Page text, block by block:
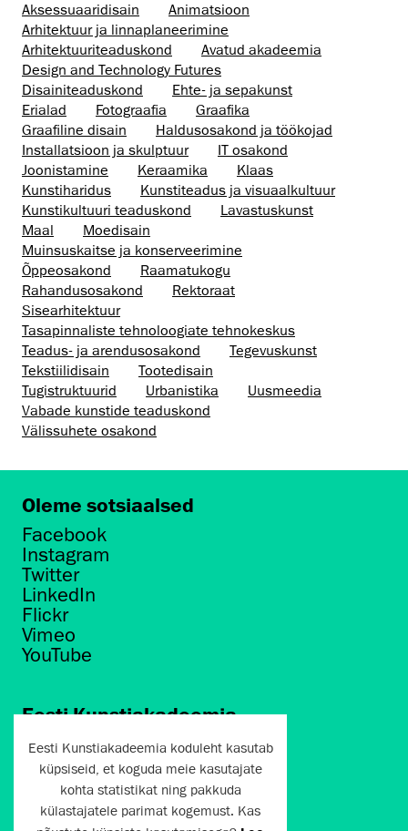
Aksessuaaridisain
Animatsioon
Arhitektuur ja linnaplaneerimine
Arhitektuuri­teaduskond
Avatud akadeemia
Design and Technology Futures
Disaini­­teaduskond
Ehte- ja sepakunst
Erialad
Fotograafia
Graafika
Graafiline disain
Haldusosakond ja töökojad
Installatsioon ja skulptuur
IT osakond
Joonistamine
Keraamika
Klaas
Kunstiharidus
Kunstiteadus ja visuaalkultuur
Kunsti­kultuuri teaduskond
Lavastuskunst
Maal
Moedisain
Muinsus­kaitse ja konserveerimine
Õppeosakond
Raamatukogu
Rahandusosakond
Rektoraat
Sisearhitektuur
Tasapinnaliste tehnoloogiate tehnokeskus
Teadus- ja arendusosakond
Tegevuskunst
Tekstiilidisain
Tootedisain
Tugistruktuurid
Urbanistika
Uusmeedia
Vabade kunstide teaduskond
Välissuhete osakond
Oleme sotsiaalsed
Facebook
Instagram
Twitter
LinkedIn
Flickr
Vimeo
YouTube
Eesti Kunstiakadeemia
Põhja puiestee 7
Tallinn 10412
artun@artun.ee
+372 6267301
Eesti Kunstiakadeemia koduleht kasutab
küpsiseid, et koguda meie kasutajate
kohta statistikat ning pakkuda
külastajatele parimat kogemust. Kas